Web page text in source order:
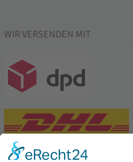
WIR VERSENDEN MIT